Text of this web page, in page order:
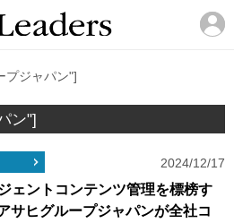
プジャパン"]
ン"]
2024/12/17
ェントコンテンツ管理を標榜す
サヒグループジャパンが全社コ